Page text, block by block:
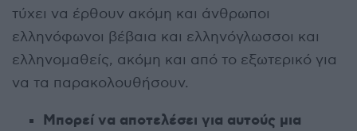
τύχει να έρθουν ακόμη και άνθρωποι
ελληνόφωνοι βέβαια και ελληνόγλωσσοι και
ελληνομαθείς, ακόμη και από το εξωτερικό για
να τα παρακολουθήσουν.
Μπορεί να αποτελέσει για αυτούς μια